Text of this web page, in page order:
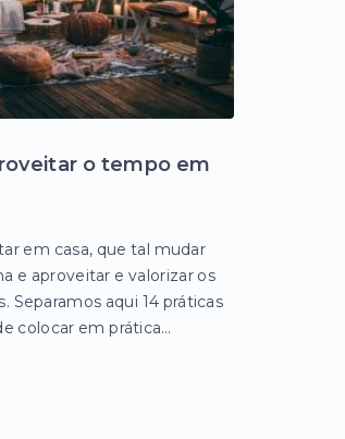
o tempo em
em casa, que tal mudar
e aproveitar e valorizar os
aqui 14 práticas
colocar em prática…